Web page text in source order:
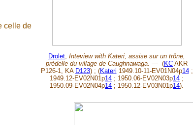
celle de
Drolet Inteview with Kateri, assise sur un trône,
prédelle du village de Caughnawaga . — (KC AKR
P126-1, KA D123) ; (Kateri 1949.10-11-EV01N04p14;
1949.12-EV02N01p14 ; 1950.06-EV02N03p14 ;
1950.09-EV02N04p14 ; 1950.12-EV03N01p14).